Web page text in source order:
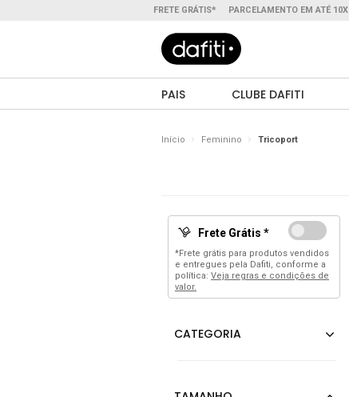
FRETE GRÁTIS* PARCELAMENTO EM ATÉ 10X
PAIS CLUBE DAFITI
Início Feminino Tricoport
Frete Grátis *
*Frete grátis para produtos vendidos
e entregues pela Dafiti, conforme a
política: Veja regras e condições de
valor.